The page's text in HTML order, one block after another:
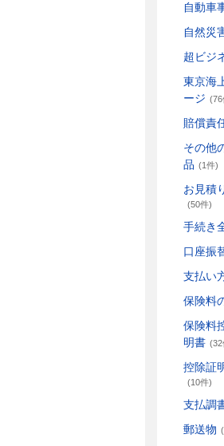
自動車
自然災
超ビジ
東京海
ージ (76
賠償責
その他
品 (1件)
お見積
(50件)
手続き
口座振
支払い
保険料
保険料
明書 (32
控除証
(10件)
支払調
郵送物